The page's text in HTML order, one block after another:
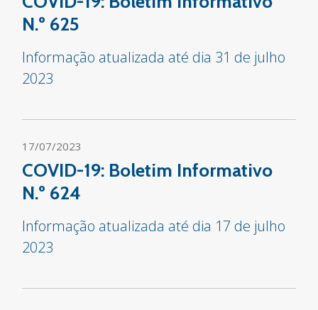
N.º 625
Informação atualizada até dia 31 de julho
2023
17/07/2023
COVID-19: Boletim Informativo
N.º 624
Informação atualizada até dia 17 de julho
2023